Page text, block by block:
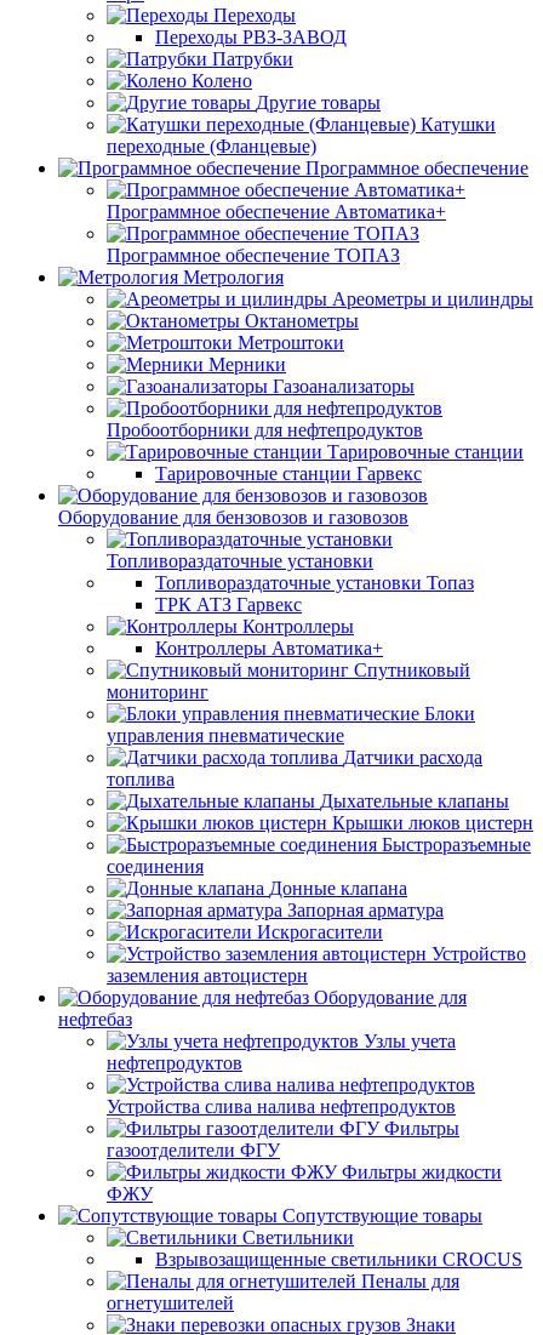
Переходы
Переходы РВЗ-ЗАВОД
Патрубки
Колено
Другие товары
Катушки
переходные (Фланцевые)
Программное обеспечение
Программное обеспечение Автоматика+
Программное обеспечение ТОПАЗ
Метрология
Ареометры и цилиндры
Октанометры
Метроштоки
Мерники
Газоанализаторы
Пробоотборники для нефтепродуктов
Тарировочные станции
Тарировочные станции Гарвекс
Оборудование для бензовозов и газовозов
Топливораздаточные установки
Топливораздаточные установки Топаз
ТРК АТЗ Гарвекс
Контроллеры
Контроллеры Автоматика+
Спутниковый
мониторинг
Блоки
управления пневматические
Датчики расхода
топлива
Дыхательные клапаны
Крышки люков цистерн
Быстроразъемные
соединения
Донные клапана
Запорная арматура
Искрогасители
Устройство
заземления автоцистерн
Оборудование для
нефтебаз
Узлы учета
нефтепродуктов
Устройства слива налива нефтепродуктов
Фильтры
газоотделители ФГУ
Фильтры жидкости
ФЖУ
Сопутствующие товары
Светильники
Взрывозащищенные светильники CROCUS
Пеналы для
огнетушителей
Знаки